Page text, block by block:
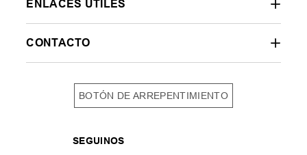
ENLACES ÚTILES
CONTACTO
BOTÓN DE ARREPENTIMIENTO
SEGUINOS